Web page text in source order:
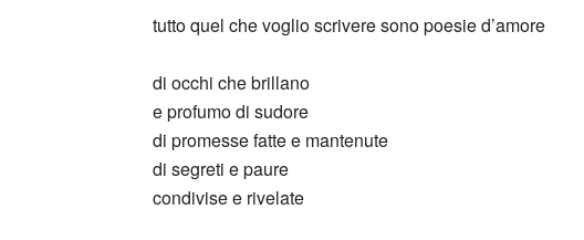
tutto quel che voglio scrivere sono poesie d’amore
di occhi che brillano
e profumo di sudore
di promesse fatte e mantenute
di segreti e paure
condivise e rivelate